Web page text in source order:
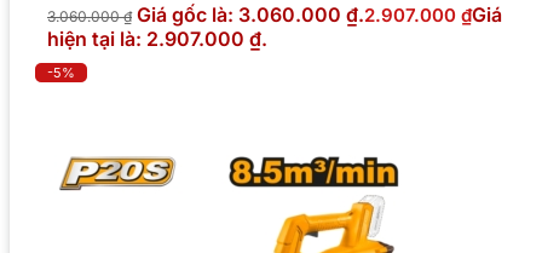
3.060.000₫ Giá gốc là: 3.060.000 ₫.2.907.000 ₫Giá
hiện tại là: 2.907.000 ₫.
-5%